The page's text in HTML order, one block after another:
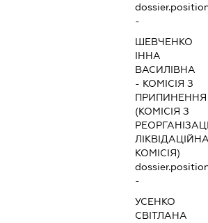
-
ШЕВЧЕНКО
ІННА
ВАСИЛІВНА
- КОМІСІЯ З
ПРИПИНЕННЯ
(КОМІСІЯ З
ЛІКВІДАЦІЙНА
КОМІСІЯ)
-
УСЕНКО
СВІТЛАНА